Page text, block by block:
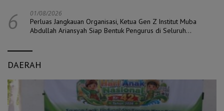
6 01/08/2026
Perluas Jangkauan Organisasi, Ketua Gen Z Institut Muba
Abdullah Ariansyah Siap Bentuk Pengurus di Seluruh
DAERAH